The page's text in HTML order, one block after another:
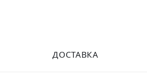
ДОСТАВКА